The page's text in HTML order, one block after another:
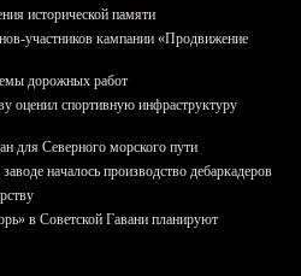
исторической памяти
участников кампании «Продвижение
дорожных работ
оценил спортивную инфраструктуру
для Северного морского пути
началось производство дебаркадеров
в Советской Гавани планируют